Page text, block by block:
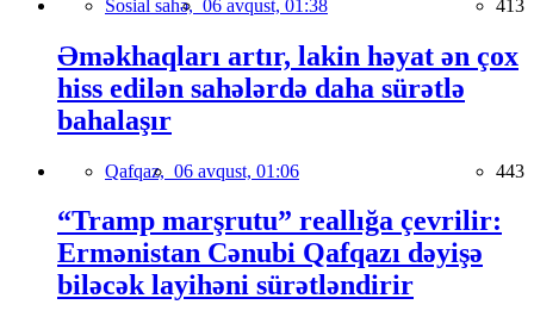
Sosial sahə, 06 avqust, 01:38 413
Əməkhaqları artır, lakin həyat ən çox
hiss edilən sahələrdə daha sürətlə
bahalaşır
Qafqaz, 06 avqust, 01:06 443
“Tramp marşrutu” reallığa çevrilir:
Ermənistan Cənubi Qafqazı dəyişə
biləcək layihəni sürətləndirir